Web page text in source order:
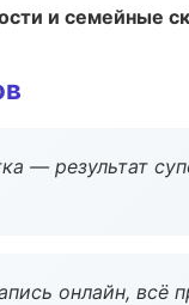
и семейные
— результат
онлайн, всё